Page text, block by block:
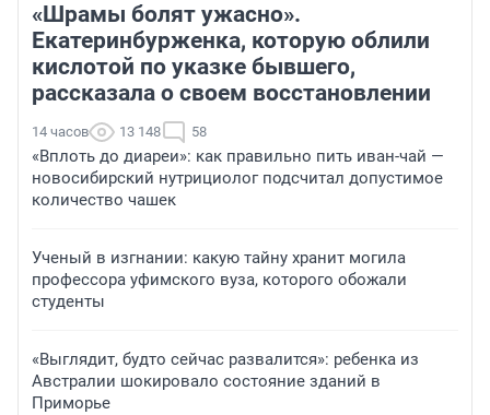
«Шрамы болят ужасно».
Екатеринбурженка, которую облили
кислотой по указке бывшего,
рассказала о своем восстановлении
14 часов 13 148 58
«Вплоть до диареи»: как правильно пить иван-чай —
новосибирский нутрициолог подсчитал допустимое
количество чашек
Ученый в изгнании: какую тайну хранит могила
профессора уфимского вуза, которого обожали
студенты
«Выглядит, будто сейчас развалится»: ребенка из
Австралии шокировало состояние зданий в
Приморье